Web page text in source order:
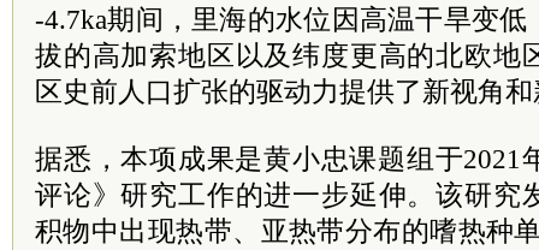
-4.7ka期间，里海的水位因高温干旱变
拔的高加索地区以及纬度更高的北欧地
区史前人口扩张的驱动力提供了新视角
据悉，本项成果是黄小忠课题组于2021
评论》研究工作的进一步延伸。该研究
积物中出现热带、亚热带分布的嗜热种